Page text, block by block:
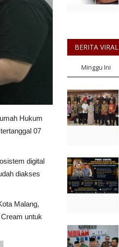
Hukum
07
digital
diakses
Malang,
untuk
BERITA VIRAL
Minggu Ini